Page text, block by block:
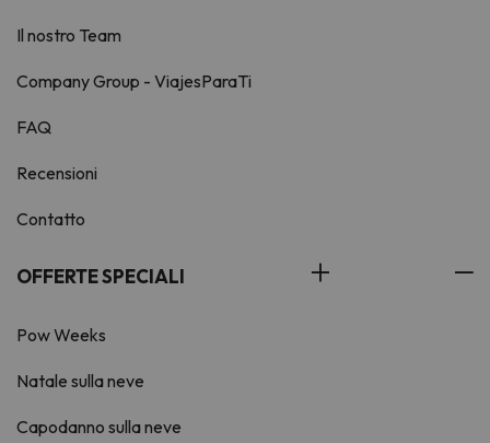
Il nostro Team
Company Group - ViajesParaTi
FAQ
Recensioni
Contatto
OFFERTE SPECIALI
Pow Weeks
Natale sulla neve
Capodanno sulla neve